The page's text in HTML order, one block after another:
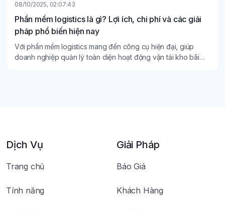
08/10/2025, 02:07:43
Phần mềm logistics là gì? Lợi ích, chi phí và các giải
pháp phổ biến hiện nay
Với phần mềm logistics mang đến công cụ hiện đại, giúp
doanh nghiệp quản lý toàn diện hoạt động vận tải kho bãi
Dịch Vụ
Trang chủ
Tính năng
Giải Pháp
Báo Giá
Khách Hàng